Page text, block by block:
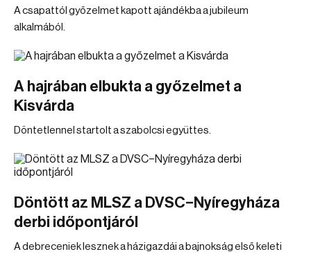
A csapattól győzelmet kapott ajándékba a jubileum
alkalmából.
A hajrában elbukta a győzelmet a
Kisvárda
Döntetlennel startolt a szabolcsi együttes.
Döntött az MLSZ a DVSC–Nyíregyháza
derbi időpontjáról
A debreceniek lesznek a házigazdái a bajnokság első keleti